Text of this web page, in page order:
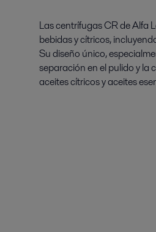
Las centrífugas CR de Alfa
bebidas y cítricos,
Su diseño único,
separación en el pulido y la
aceites cítricos y aceites